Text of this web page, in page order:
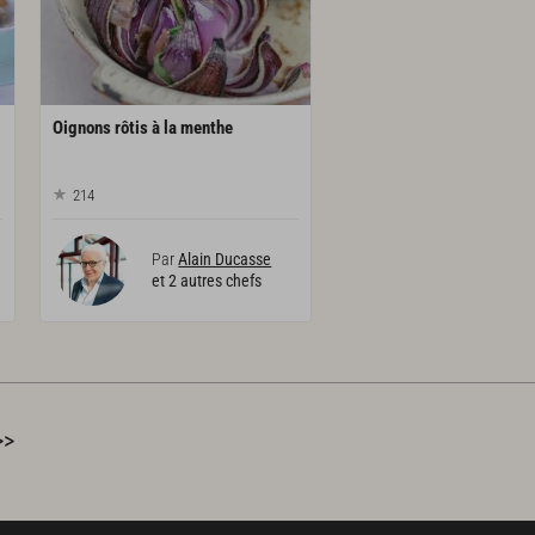
Oignonsrôtisà lamenthe
214
ParAlain Ducasse
et 2 autres chefs